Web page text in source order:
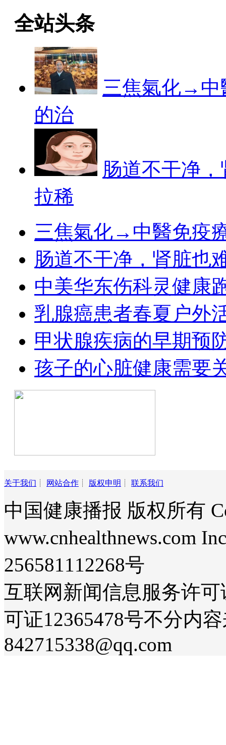
全站头条
三焦氣化→中
的治
肠道不干净
拉稀
三焦氣化→中醫免疫
肠道不干净，肾脏也
中美华东伤科灵健康
乳腺癌患者春夏户外
甲状腺疾病的早期预
孩子的心脏健康需要
关于我们 ┊ 网站合作 ┊ 版权申明 ┊ 联系我们
中国健康播报 版权所有
www.cnhealthnews.com
256581112268号
互联网新闻信息服务许可
可证12365478号不分内
842715338@qq.com